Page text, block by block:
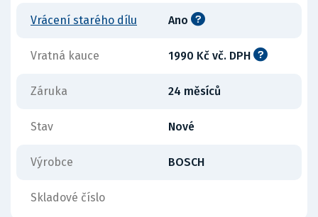
Vrácení starého dílu Ano
Vratná kauce 1990 Kč vč. DPH
Záruka 24 měsíců
Stav Nové
Výrobce BOSCH
Skladové číslo